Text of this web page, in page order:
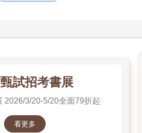
試招考書展
2026/3/20-5/20全面79折起
看更多